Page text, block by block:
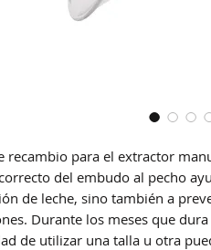
recambio para el extractor
del embudo al pecho
de leche, sino también a
Durante los meses que
de utilizar una talla u otra